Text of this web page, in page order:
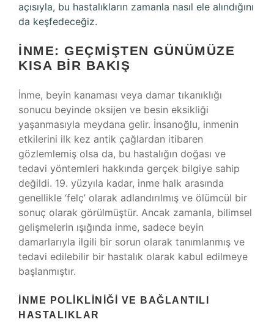
açısıyla, bu hastalıkların zamanla nasıl ele alındığını
da keşfedeceğiz.
İNME: GEÇMIŞTEN GÜNÜMÜZE
KISA BIR BAKIŞ
İnme, beyin kanaması veya damar tıkanıklığı
sonucu beyinde oksijen ve besin eksikliği
yaşanmasıyla meydana gelir. İnsanoğlu, inmenin
etkilerini ilk kez antik çağlardan itibaren
gözlemlemiş olsa da, bu hastalığın doğası ve
tedavi yöntemleri hakkında gerçek bilgiye sahip
değildi. 19. yüzyıla kadar, inme halk arasında
genellikle ‘felç’ olarak adlandırılmış ve ölümcül bir
sonuç olarak görülmüştür. Ancak zamanla, bilimsel
gelişmelerin ışığında inme, sadece beyin
damarlarıyla ilgili bir sorun olarak tanımlanmış ve
tedavi edilebilir bir hastalık olarak kabul edilmeye
başlanmıştır.
İNME POLIKLINIĞI VE BAĞLANTILI
HASTALIKLAR